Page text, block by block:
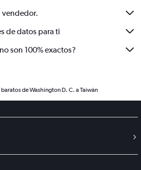
vendedor.
de datos para ti
son 100% exactos?
baratos de Washington D. C. a Taiwán